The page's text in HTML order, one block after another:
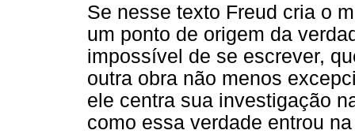
Se nesse texto Freud cria o
um ponto de origem da
impossível de se escrever,
outra obra não menos
ele centra sua investigação
como essa verdade entrou